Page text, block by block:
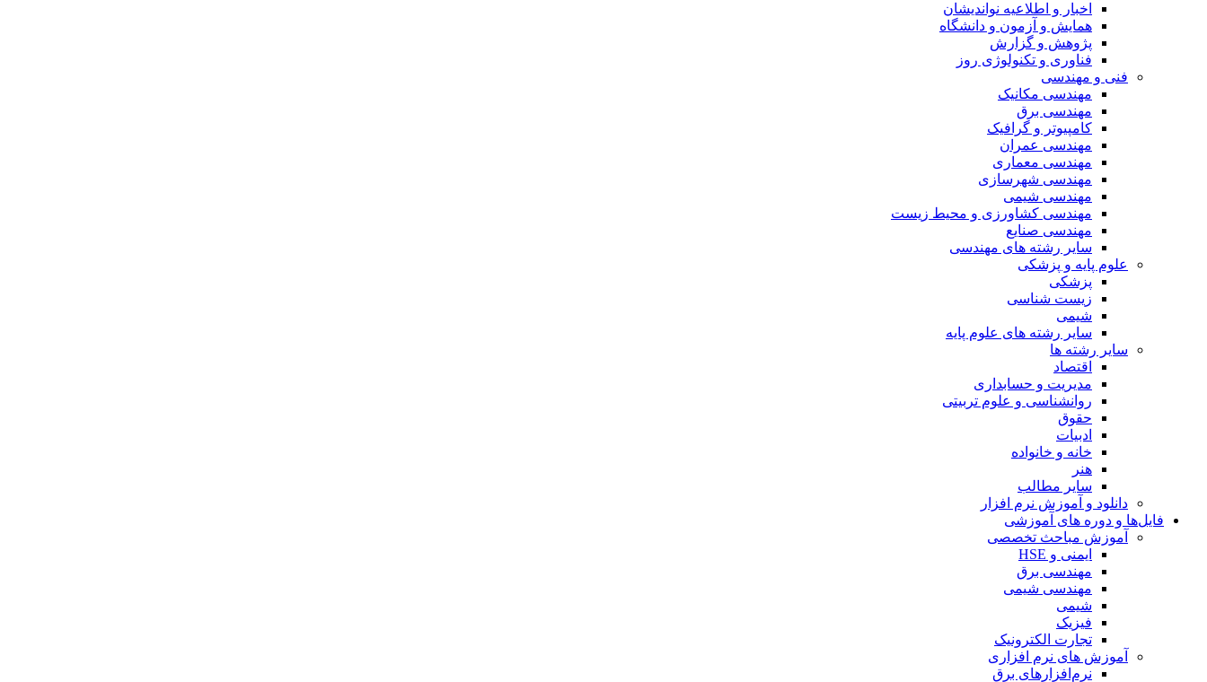
اخبار و اطلاعیه نواندیشان
همایش و آزمون و دانشگاه
پژوهش و گزارش
فناوری و تکنولوژی روز
فنی و مهندسی
مهندسی مکانیک
مهندسی برق
کامپیوتر و گرافیک
مهندسی عمران
مهندسی معماری
مهندسی شهرسازی
مهندسی شیمی
مهندسی کشاورزی و محیط زیست
مهندسی صنایع
سایر رشته های مهندسی
علوم پایه و پزشکی
پزشکی
زیست شناسی
شیمی
سایر رشته های علوم پایه
سایر رشته ها
اقتصاد
مدیریت و حسابداری
روانشناسی و علوم تربیتی
حقوق
ادبیات
خانه و خانواده
هنر
سایر مطالب
دانلود و آموزش نرم افزار
فایل‌ها و دوره های آموزشی
آموزش مباحث تخصصی
ایمنی و HSE
مهندسی برق
مهندسی شیمی
شیمی
فیزیک
تجارت الکترونیک
آموزش های نرم افزاری
نرم‌افزارهای برق